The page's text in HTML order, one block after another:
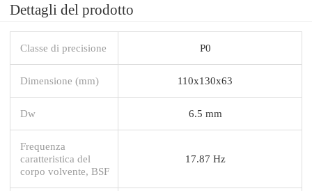
Dettagli del prodotto
Classe di precisione P0
Dimensione (mm) 110x130x63
Dw 6.5 mm
Frequenza
caratteristica del
corpo volvente, BSF
17.87 Hz